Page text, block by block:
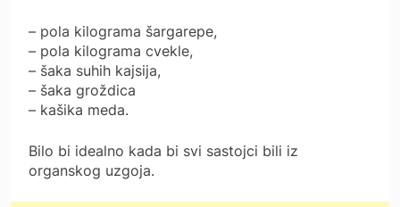
– pola kilograma šargarepe,
– pola kilograma cvekle,
– šaka suhih kajsija,
– šaka groždica
– kašika meda.
Bilo bi idealno kada bi svi sastojci bili iz
organskog uzgoja.